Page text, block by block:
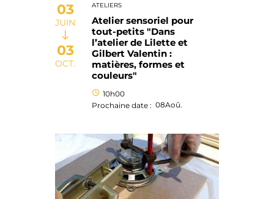
ATELIERS
Atelier sensoriel pour
tout-petits "Dans
l’atelier de Lilette et
Gilbert Valentin :
matières, formes et
couleurs"
10h00
Prochaine date : 08Aoû.
03
JUIN
03
OCT.